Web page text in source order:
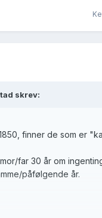
skrev:
finner de som er
far 30 år om
påfølgende år.